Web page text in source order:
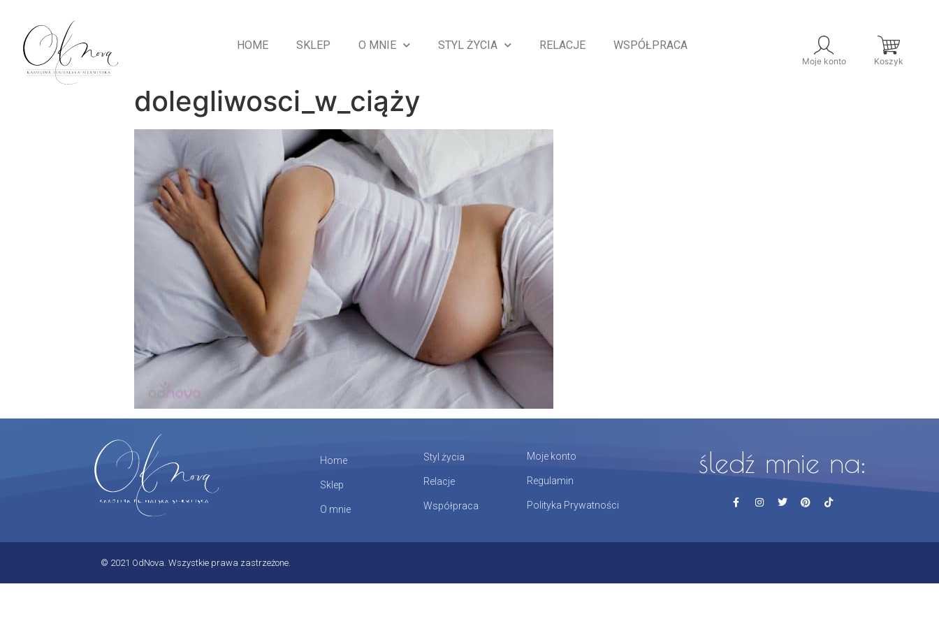
HOME SKLEP O MNIE STYL ŻYCIA RELACJE WSPÓŁPRACA
Moje konto Koszyk
dolegliwosci_w_ciąży
Home
Sklep
O mnie
Styl życia
Relacje
Współpraca
Moje konto
Regulamin
Polityka Prywatności
śledź mnie na:
© 2021 OdNova. Wszystkie prawa zastrzeżone.